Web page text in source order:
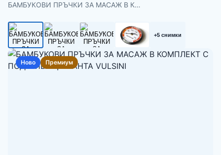
БАМБУКОВИ ПРЪЧКИ ЗА МАСАЖ В К…
+5 снимки
Ново Премиум